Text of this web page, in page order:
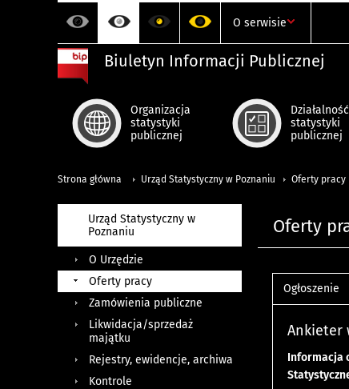
O serwisie
Biuletyn Informacji Publicznej
Organizacja
statystyki
publicznej
Działalność
statystyki
publicznej
Strona główna Urząd Statystyczny w Poznaniu Oferty pracy
Oferty
Ogłoszenie
Ankieter
Informacja
Urząd Statystyczny w
Poznaniu
O Urzędzie
Oferty pracy
Zamówienia publiczne
Likwidacja/sprzedaż
majątku
Rejestry, ewidencje, archiwa
Kontrole